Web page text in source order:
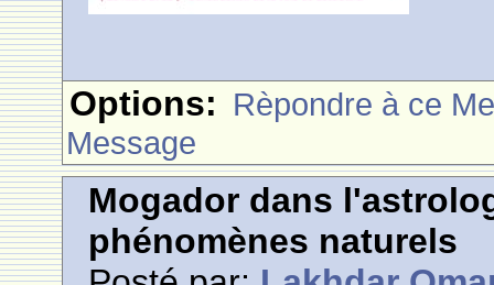
Options: Rèpondre à ce
Message
Mogador dans
phénomènes naturels